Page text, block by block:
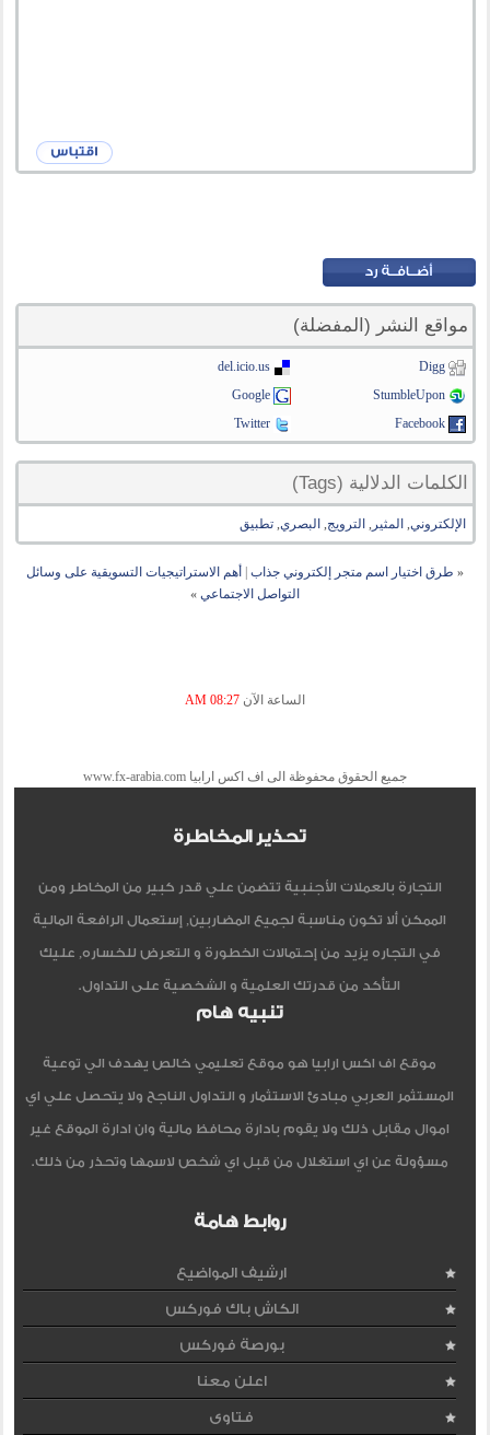
مواقع النشر (المفضلة)
Digg
del.icio.us
StumbleUpon
Google
Facebook
Twitter
الكلمات الدلالية (Tags)
الإلكتروني, المثير , الترويج, البصري,تطبيق
« طرق اختيار اسم متجر إلكتروني جذاب
أهم الاستراتيجيات التسويقية على وسائل
التواصل الاجتماعي »
الساعة الآن 08:27 AM
جميع الحقوق محفوظة الى اف اكس ارابيا www.fx-arabia.com
تحذير المخاطرة
التجارة بالعملات الأجنبية تتضمن علي قدر كبير من المخاطر ومن
الممكن ألا تكون مناسبة لجميع المضاربين, إستعمال الرافعة المالية
في التجاره يزيد من إحتمالات الخطورة و التعرض للخساره, عليك
التأكد من قدرتك العلمية و الشخصية على التداول.
تنبيه هام
موقع اف اكس ارابيا هو موقع تعليمي خالص يهدف الي توعية
المستثمر العربي مبادئ الاستثمار و التداول الناجح ولا يتحصل علي اي
اموال مقابل ذلك ولا يقوم بادارة محافظ مالية وان ادارة الموقع غير
مسؤولة عن اي استغلال من قبل اي شخص لاسمها وتحذر من ذلك.
روابط هامة
ارشيف المواضيع
الكاش باك فوركس
بورصة فوركس
اعلن معنا
فتاوى